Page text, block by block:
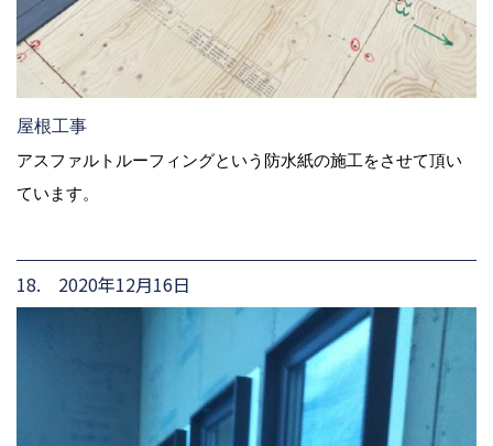
屋根工事
アスファルトルーフィングという防水紙の施工をさせて頂い
ています。
18. 2020年12月16日